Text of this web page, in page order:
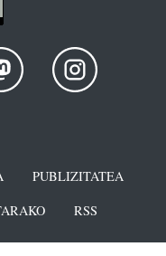
PUBLIZITATEA
RSS